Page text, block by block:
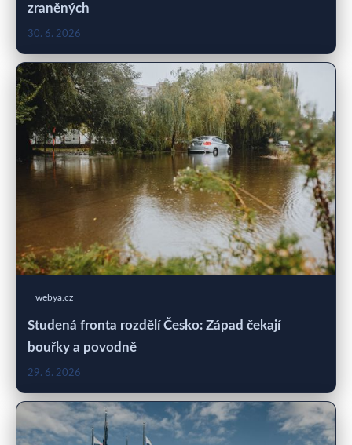
zraněných
30. 6. 2026
webya.cz
Studená fronta rozdělí Česko: Západ čekají
bouřky a povodně
29. 6. 2026